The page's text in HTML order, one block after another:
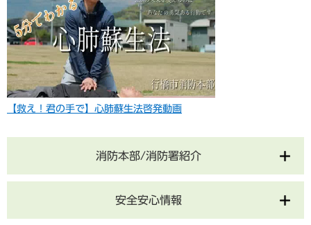
【救え！君の手で】心肺蘇生法啓発動画
消防本部/消防署紹介
安全安心情報